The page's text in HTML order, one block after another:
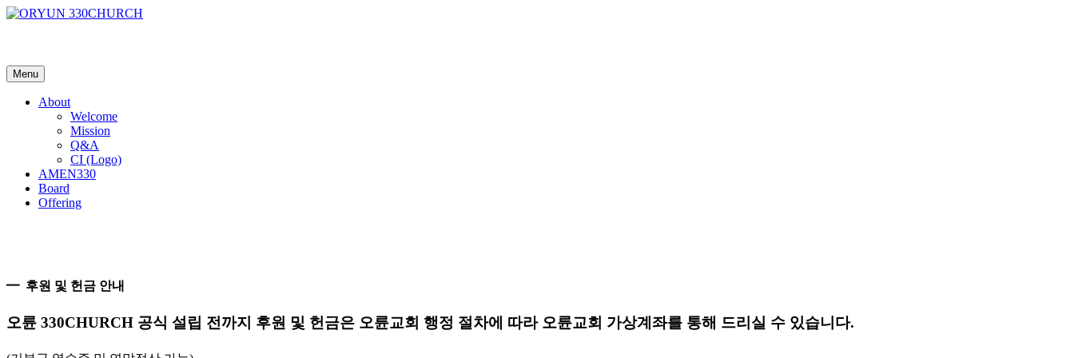
Menu
About
Welcome
Mission
Q&A
CI (Logo)
AMEN330
Board
Offering
━ 후원 및 헌금 안내
오륜 330CHURCH 공식 설립 전까지 후원 및 헌금은 오륜교회 행정 절차에 따라 오륜교회 가상계좌를 통해 드리실 수 있습니다.